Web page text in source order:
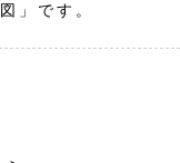
」です。